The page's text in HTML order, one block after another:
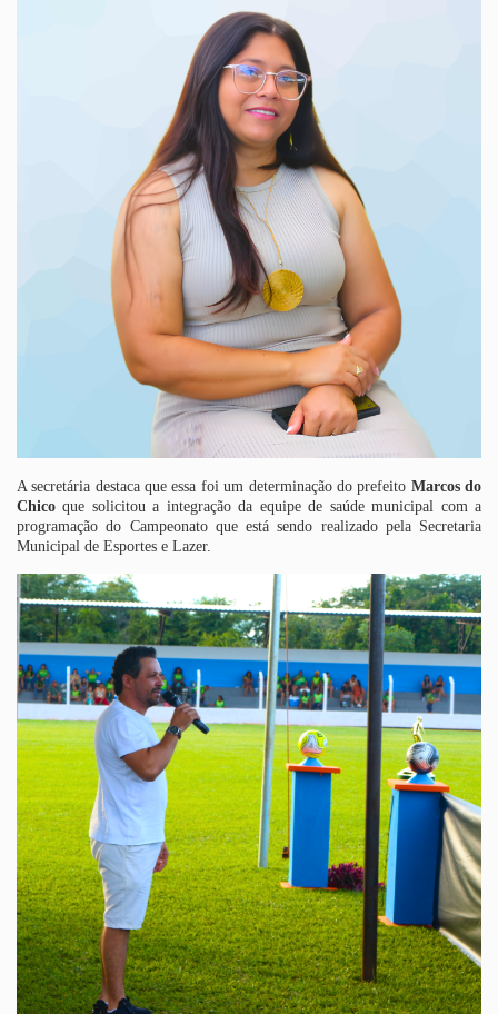
A secretária destaca que essa foi um determinação do prefeito Marcos do
Chico que solicitou a integração da equipe de saúde municipal com a
programação do Campeonato que está sendo realizado pela Secretaria
Municipal de Esportes e Lazer.